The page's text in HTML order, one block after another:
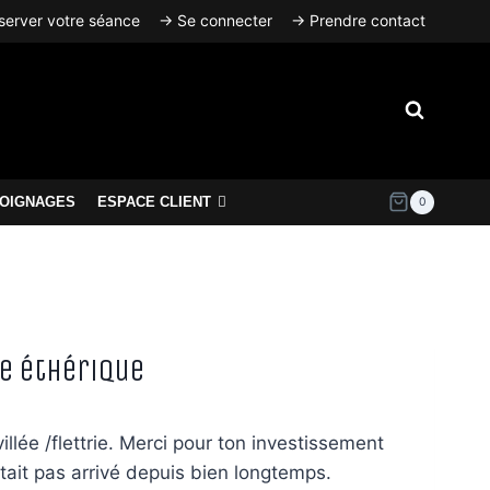
votre séance → Se connecter → Prendre contact
ESPACE CLIENT 0
éthérique
/flettrie. Merci pour ton investissement
pas arrivé depuis bien longtemps.